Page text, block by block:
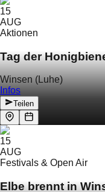
15
AUG
Aktionen
Tag der
Winsen (Luhe)
Infos
Teilen
15
AUG
Festivals & Open Air
Elbe brennt in